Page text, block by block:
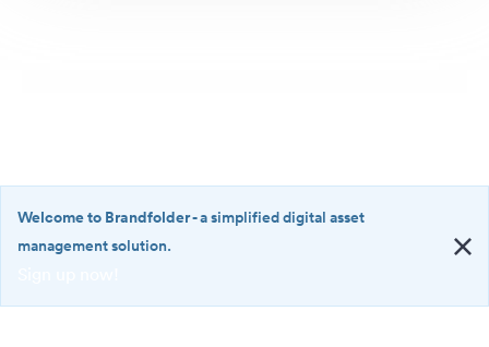
·
Welcome to Brandfolder- a simplified digital asset
management solution.